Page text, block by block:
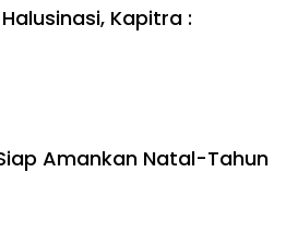
Kapitra :
Amankan Natal-Tahun